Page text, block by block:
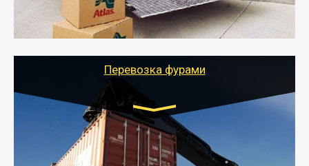
качественно организует переезд к новому месту
службы или работы с гарантией сохранности груза и
оформлением документов, подтверждающих
Перевозка фурами
Транспорт:
Еврофура Тент от 5 до 10 тонн
грузоподъемность